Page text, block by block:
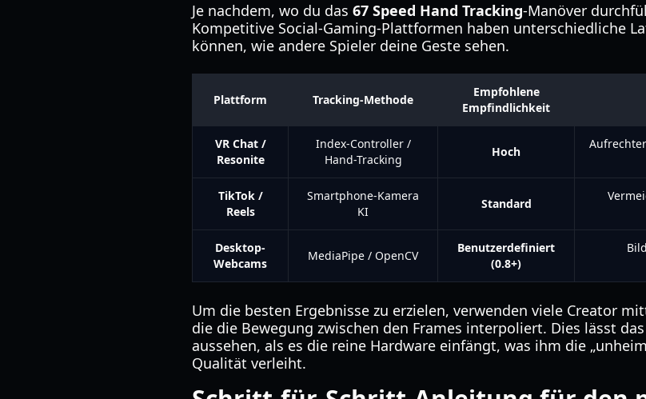
Je nachdem, wo du das 67 Speed Hand Tracking-Manöver
Kompetitive Social-Gaming-Plattformen haben unterschiedliche
können, wie andere Spieler deine Geste sehen.
Plattform Tracking-Methode
Empfohlene
Empfindlichkeit
VR Chat /
Resonite
Index-Controller /
Hand-Tracking
Hoch
TikTok /
Reels
Smartphone-Kamera
KI
Standard
Desktop-
Webcams
MediaPipe / OpenCV
Benutzerdefiniert
(0.8+)
Um die besten Ergebnisse zu erzielen, verwenden viele Creator
die die Bewegung zwischen den Frames interpoliert. Dies lässt das
aussehen, als es die reine Hardware einfängt, was ihm die
Qualität verleiht.